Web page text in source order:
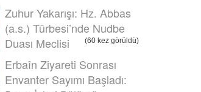
Zuhur Yakarışı: Hz. Abbas
(a.s.) Türbesi’nde Nudbe
Duası Meclisi
(60 kez görüldü)
Erbaîn Ziyareti Sonrası
Envanter Sayımı Başladı: